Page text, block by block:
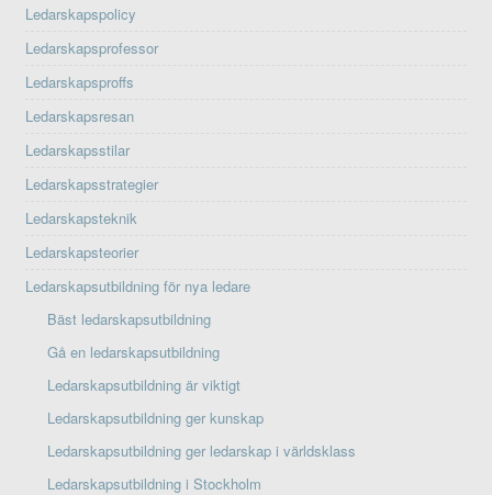
Ledarskapspolicy
Ledarskapsprofessor
Ledarskapsproffs
Ledarskapsresan
Ledarskapsstilar
Ledarskapsstrategier
Ledarskapsteknik
Ledarskapsteorier
Ledarskapsutbildning för nya ledare
Bäst ledarskapsutbildning
Gå en ledarskapsutbildning
Ledarskapsutbildning är viktigt
Ledarskapsutbildning ger kunskap
Ledarskapsutbildning ger ledarskap i världsklass
Ledarskapsutbildning i Stockholm